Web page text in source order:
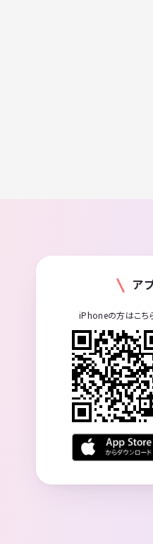
ア
iPhoneの方はこち